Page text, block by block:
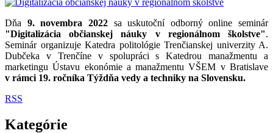
Dňa 9. novembra 2022sa uskutoční odborný online seminár
"Digitalizácia občianskej náuky v regionálnom školstve".
Seminár organizuje Katedra politológie Trenčianskej univerzity A.
Dubčeka v Trenčíne v spolupráci s Katedrou manažmentu a
marketingu Ústavu ekonómie a manažmentu VŠEM v Bratislave
v rámci 19. ročníka Týždňa vedy a techniky na Slovensku.
RSS
Kategórie